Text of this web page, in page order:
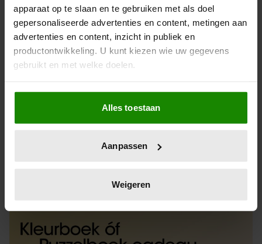
apparaat op te slaan en te gebruiken met als doel
gepersonaliseerde advertenties en content, metingen aan
advertenties en content, inzicht in publiek en
productontwikkeling. U kunt kiezen wie uw gegevens
gebruikt en met welke doelen.
Als u het toestaat, willen we ook graag:
Informatie verzamelen over uw geografische
locatie, die tot een paar meter nauwkeurig kan zijn
scannen op specifieke eigenschappen (fingerprinting)
verwerkt en stel uw voorkeuren in het
intrekken in de Cookieverklaring.
We gebruiken cookies om content en advertenties te
Alles toestaan
Aanpassen
Weigeren